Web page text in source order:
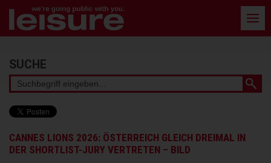
Barrierefreie
Bedienung
der
Stichwortsuche
SUCHE
CANNES LIONS 2026: ÖSTERREICH GLEICH DREIMAL IN
DER SHORTLIST-JURY VERTRETEN – BILD